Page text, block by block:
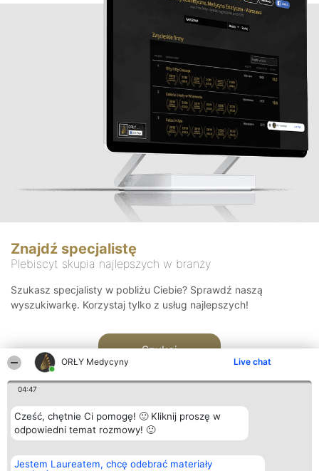
ORŁY Medycyny Live chat
04:47
Cześć, chętnie Ci pomogę! 🙂 Kliknij proszę w
odpowiedni temat rozmowy! 🙂
Jestem Laureatem, chcę odebrać materiały
Znajdź specjalistę
Plebiscyt skupia najlepszych w branży
Szukasz specjalisty w pobliżu Ciebie? Sprawdź naszą
wyszukiwarkę. Korzystaj tylko z usług najlepszych!
Szukaj
Organizator plebiscytu
Bright Side Solutions sp. z o.
Plebiscyt
Laureaci
Kontakt
Kontakt